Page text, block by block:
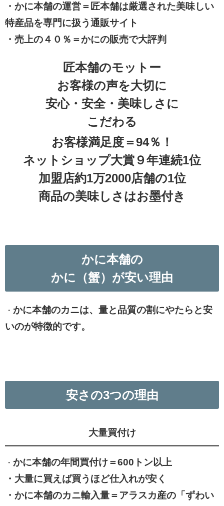
・かに本舗の運営＝匠本舗は厳選された美味しい
特産品を専門に扱う通販サイト
・売上の４０％＝かにの販売で大評判
匠本舗のモットー
お客様の声を大切に
安心・安全・美味しさに
こだわる
お客様満足度＝94％！
ネットショップ大賞９年連続1位
加盟店約1万2000店舗の1位
商品の美味しさはお墨付き
かに本舗の
かに（蟹）が安い理由
・ かに本舗のカニは、量と品質の割にやたらと安
いのが特徴的です。
安さの3つの理由
大量買付け
・ かに本舗の年間買付け＝600トン以上
・大量に買えば買うほど仕入れが安く
・かに本舗のカニ輸入量＝アラスカ産の「ずわい